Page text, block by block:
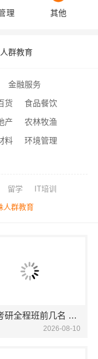
理 其他
群教育
金融服务
货
食品餐饮
产
农林牧渔
料
环境管理
留学 IT培训
人群教育
大连考研全程班前几名 社科赛斯考研定制专业辅导规划
2026-08-10